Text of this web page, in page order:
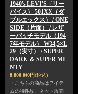
1940's LEVI'S（リー
バイス） 501XX（ダ
ブルエックス） / ONE
SIDE（片面） / レザ
ーパッチモデル（194
7年モデル） W34,5×L
29（実寸） / SUPER
DARK ＆ SUPER MI
NTY
8,800,000円(税込)
・こちらの商品はアイテ
ムの特性故、ネット販売